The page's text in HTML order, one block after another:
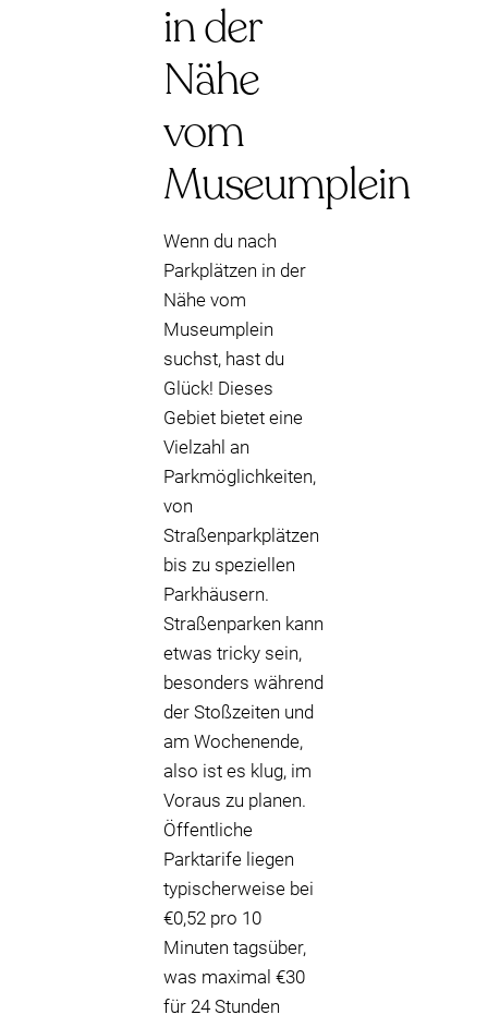
in der
Nähe
vom
Museumplein
Wenn du nach
Parkplätzen in der
Nähe vom
Museumplein
suchst, hast du
Glück! Dieses
Gebiet bietet eine
Vielzahl an
Parkmöglichkeiten,
von
Straßenparkplätzen
bis zu speziellen
Parkhäusern.
Straßenparken kann
etwas tricky sein,
besonders während
der Stoßzeiten und
am Wochenende,
also ist es klug, im
Voraus zu planen.
Öffentliche
Parktarife liegen
typischerweise bei
€0,52 pro 10
Minuten tagsüber,
was maximal €30
für 24 Stunden